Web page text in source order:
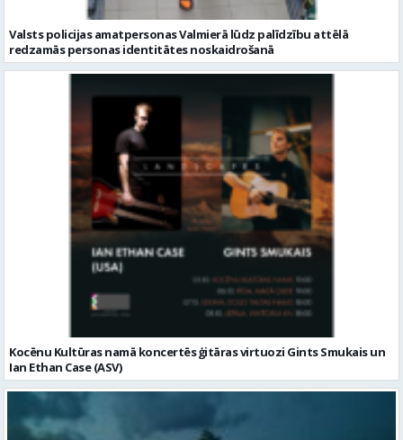
Valsts policijas amatpersonas Valmierā lūdz palīdzību attēlā
redzamās personas identitātes noskaidrošanā
Kocēnu Kultūras namā koncertēs ģitāras virtuozi Gints Smukais un
Ian Ethan Case (ASV)